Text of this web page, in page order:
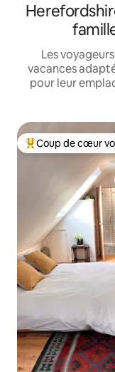
Les
vacances
pour leur
Coups de cœur
Coup de cœur